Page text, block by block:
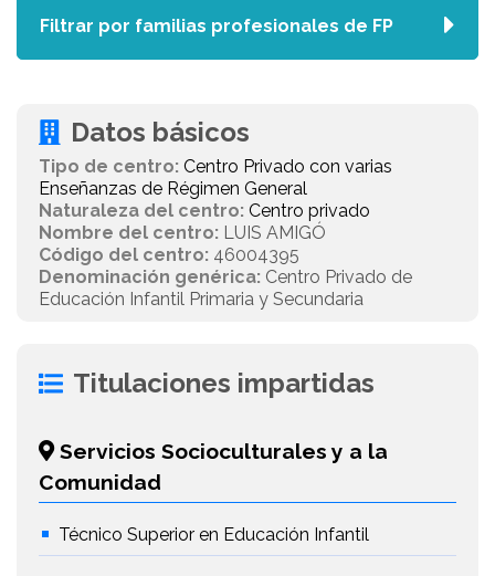
Datos básicos
Tipo de centro: Centro Privado con varias
Enseñanzas de Régimen General
Naturaleza del centro: Centro privado
Nombre del centro: LUIS AMIGÓ
Código del centro: 46004395
Denominación genérica: Centro Privado de
Educación Infantil Primaria y Secundaria
Titulaciones impartidas
Servicios Socioculturales y a la
Comunidad
Técnico Superior en Educación Infantil
Filtrar por familias profesionales de FP